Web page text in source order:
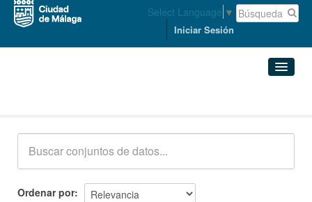
Select Language ▼
Iniciar Sesión
Ordenar por